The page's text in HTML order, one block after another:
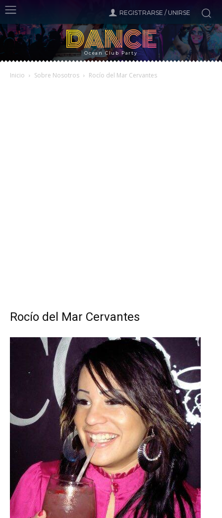
REGISTRARSE / UNIRSE
DANCE
Ocean Club Party
Inicio Sobre Nosotros Rocío del Mar Cervantes
Rocío del Mar Cervantes